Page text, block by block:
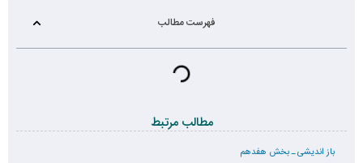
فهرست مطالب
مطالب مرتبط
باز اندیشی ـ بخش هفدهم